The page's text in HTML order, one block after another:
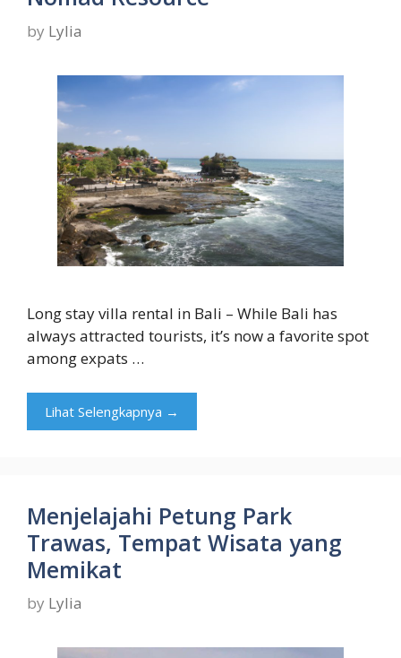
by Lylia
Long stay villa rental in Bali – While Bali has
always attracted tourists, it’s now a favorite spot
among expats …
Lihat Selengkapnya →
Menjelajahi Petung Park
Trawas, Tempat Wisata yang
Memikat
by Lylia